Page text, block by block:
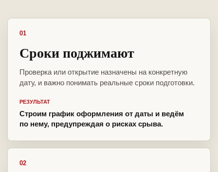
01
Сроки поджимают
Проверка или открытие назначены на конкретную
дату, и важно понимать реальные сроки подготовки.
РЕЗУЛЬТАТ
Строим график оформления от даты и ведём
по нему, предупреждая о рисках срыва.
02